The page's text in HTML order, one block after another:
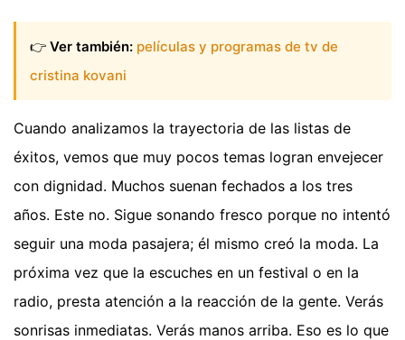
👉 Ver también: películas y programas de tv de
cristina kovani
Cuando analizamos la trayectoria de las listas de
éxitos, vemos que muy pocos temas logran envejecer
con dignidad. Muchos suenan fechados a los tres
años. Este no. Sigue sonando fresco porque no intentó
seguir una moda pasajera; él mismo creó la moda. La
próxima vez que la escuches en un festival o en la
radio, presta atención a la reacción de la gente. Verás
sonrisas inmediatas. Verás manos arriba. Eso es lo que